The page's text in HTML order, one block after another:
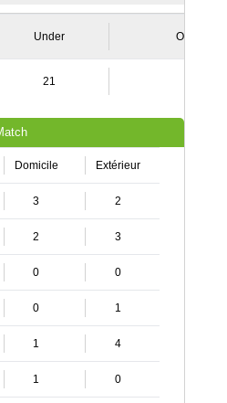
Under Over
21
Domicile Extérieur
3 2
2 3
0 0
0 1
1 4
1 0